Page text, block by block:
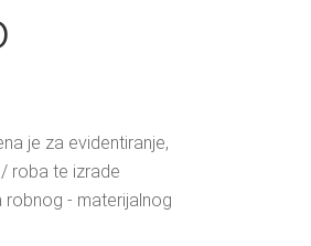
je za evidentiranje,
roba te izrade
- materijalnog